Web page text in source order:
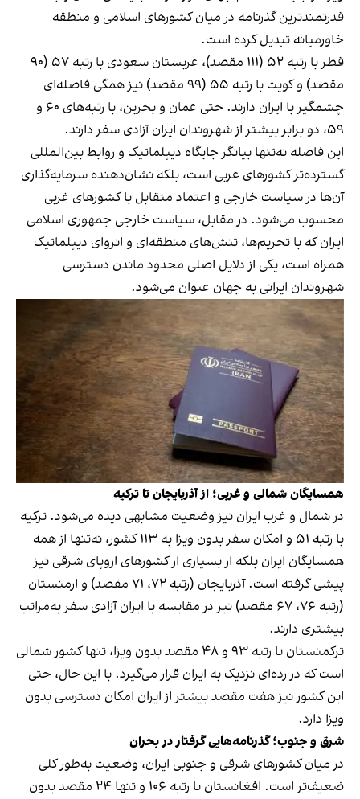
قدرتمندترین گذرنامه در میان کشورهای اسلامی و منطقه
خاورمیانه تبدیل کرده است.
قطر با رتبه ۵۲ (۱۱۱ مقصد)، عربستان سعودی با رتبه ۵۷ (۹۰
مقصد) و کویت با رتبه ۵۵ (۹۹ مقصد) نیز همگی فاصله‌ای
چشمگیر با ایران دارند. حتی عمان و بحرین، با رتبه‌های ۶۰ و
۵۹، دو برابر بیشتر از شهروندان ایران آزادی سفر دارند.
این فاصله نه‌تنها بیانگر جایگاه دیپلماتیک و روابط بین‌المللی
گسترده‌تر کشورهای عربی است، بلکه نشان‌دهنده سرمایه‌گذاری
آن‌ها در سیاست خارجی و اعتماد متقابل با کشورهای غربی
محسوب می‌شود. در مقابل، سیاست خارجی جمهوری اسلامی
ایران که با تحریم‌ها، تنش‌های منطقه‌ای و انزوای دیپلماتیک
همراه است، یکی از دلایل اصلی محدود ماندن دسترسی
شهروندان ایرانی به جهان عنوان می‌شود.
همسایگان شمالی و غربی؛ از آذربایجان تا ترکیه
در شمال و غرب ایران نیز وضعیت مشابهی دیده می‌شود. ترکیه
با رتبه ۵۱ و امکان سفر بدون ویزا به ۱۱۳ کشور، نه‌تنها از همه
همسایگان ایران بلکه از بسیاری از کشورهای اروپای شرقی نیز
پیشی گرفته است. آذربایجان (رتبه ۷۲، ۷۱ مقصد) و ارمنستان
(رتبه ۷۶، ۶۷ مقصد) نیز در مقایسه با ایران آزادی سفر به‌مراتب
بیشتری دارند.
ترکمنستان با رتبه ۹۳ و ۴۸ مقصد بدون ویزا، تنها کشور شمالی
است که در رده‌ای نزدیک به ایران قرار می‌گیرد. با این حال، حتی
این کشور نیز هفت مقصد بیشتر از ایران امکان دسترسی بدون
ویزا دارد.
شرق و جنوب؛ گذرنامه‌هایی گرفتار در بحران
در میان کشورهای شرقی و جنوبی ایران، وضعیت به‌طور کلی
ضعیف‌تر است. افغانستان با رتبه ۱۰۶ و تنها ۲۴ مقصد بدون